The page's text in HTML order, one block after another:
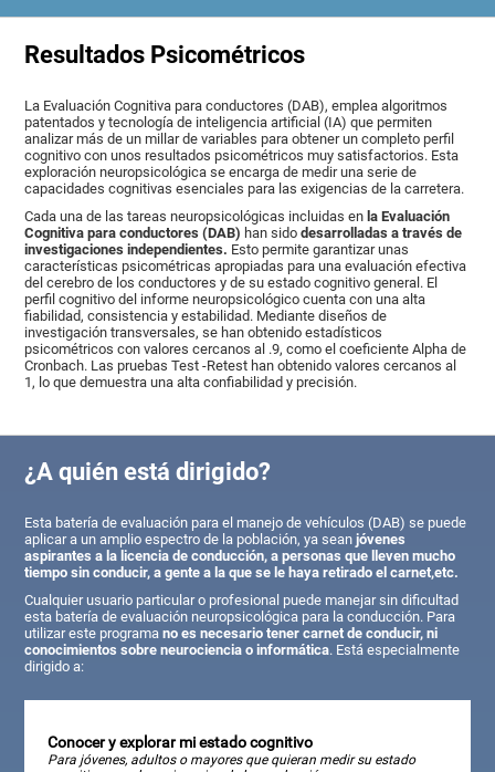
Resultados Psicométricos
La Evaluación Cognitiva para conductores (DAB), emplea algoritmos
patentados y tecnología de inteligencia artificial (IA) que permiten
analizar más de un millar de variables para obtener un completo perfil
cognitivo con unos resultados psicométricos muy satisfactorios. Esta
exploración neuropsicológica se encarga de medir una serie de
capacidades cognitivas esenciales para las exigencias de la carretera.
Cada una de las tareas neuropsicológicas incluidas enla Evaluación
Cognitiva para conductores (DAB) han sidodesarrolladas a través de
investigaciones independientes. Esto permite garantizar unas
características psicométricas apropiadas para una evaluación efectiva
del cerebro de los conductores y de su estado cognitivo general. El
perfil cognitivo del informe neuropsicológico cuenta con una alta
fiabilidad, consistencia y estabilidad. Mediante diseños de
investigación transversales, se han obtenido estadísticos
psicométricos con valores cercanos al .9, como el coeficiente Alpha de
Cronbach. Las pruebas Test -Retest han obtenido valores cercanos al
1, lo que demuestra una alta confiabilidad y precisión.
¿A quién está dirigido?
Esta batería de evaluación para el manejo de vehículos (DAB) se puede
aplicar a un amplio espectro de la población, ya seanjóvenes
aspirantes a la licencia de conducción, a personas que lleven mucho
tiempo sin conducir, a gente a la que se le haya retirado el carnet,etc.
Cualquier usuario particular o profesional puede manejar sin dificultad
esta batería de evaluación neuropsicológica para la conducción. Para
utilizar este programano es necesario tener carnet de conducir, ni
conocimientos sobre neurociencia o informática. Está especialmente
dirigido a:
Conocer y explorar mi estado cognitivo
Para jóvenes, adultos o mayores que quieran medir su estado